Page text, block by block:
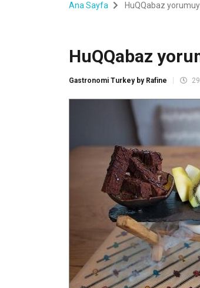
Ana Sayfa HuQQabaz
HuQQabaz
Gastronomi Turkey by Rafine